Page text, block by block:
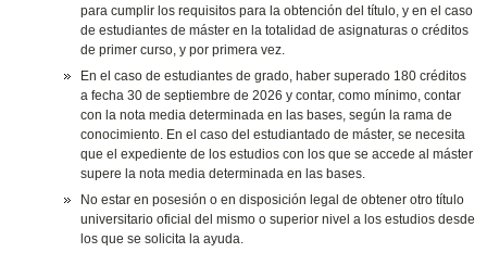
para cumplir los requisitos para la obtención del título, y en el caso
de estudiantes de máster en la totalidad de asignaturas o créditos
de primer curso, y por primera vez.
En el caso de estudiantes de grado, haber superado 180 créditos
a fecha 30 de septiembre de 2026 y contar, como mínimo, contar
con la nota media determinada en las bases, según la rama de
conocimiento. En el caso del estudiantado de máster, se necesita
que el expediente de los estudios con los que se accede al máster
supere la nota media determinada en las bases.
No estar en posesión o en disposición legal de obtener otro título
universitario oficial del mismo o superior nivel a los estudios desde
los que se solicita la ayuda.